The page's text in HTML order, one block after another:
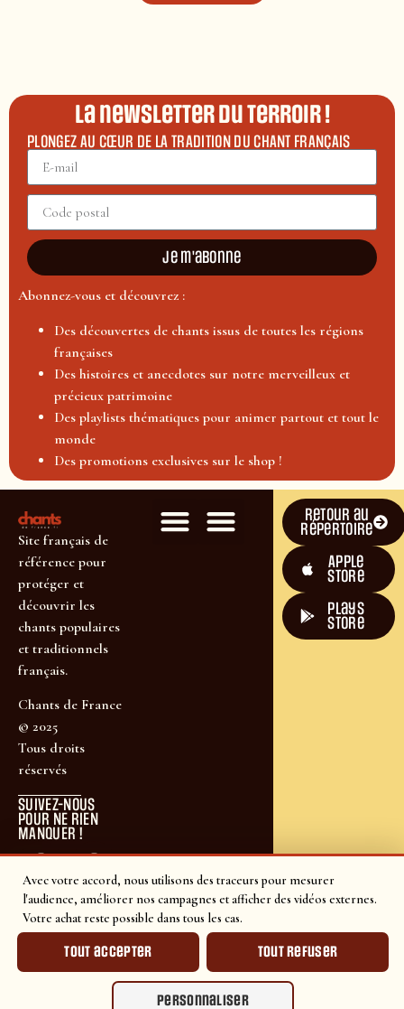
Avec votre accord, nous utilisons des traceurs pour mesurer
l'audience, améliorer nos campagnes et afficher des vidéos externes.
Votre achat reste possible dans tous les cas.
Tout accepter Tout refuser
Personnaliser
La newsletter du terroir !
PLONGEZ AU CŒUR DE LA TRADITION DU CHANT FRANÇAIS
Je m'abonne
Abonnez-vous et découvrez :
Des découvertes de chants issus de toutes les régions
françaises
Des histoires et anecdotes sur notre merveilleux et
précieux patrimoine
Des playlists thématiques pour animer partout et tout le
monde
Des promotions exclusives sur le shop !
Site français de
référence pour
protéger et
découvrir les
chants populaires
et traditionnels
français.
Chants de France
© 2025
Tous droits
réservés
SUIVEZ-NOUS
POUR NE RIEN
MANQUER !
Retour au
répertoire
Apple
Store
plays
store